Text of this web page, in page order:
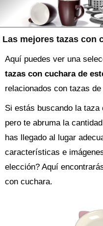
Las mejores tazas con
Aquí puedes ver una
tazas con cuchara de
relacionados con tazas
Si estás buscando la taza
pero te abruma la
has llegado al lugar
características e
elección? Aquí
con cuchara.